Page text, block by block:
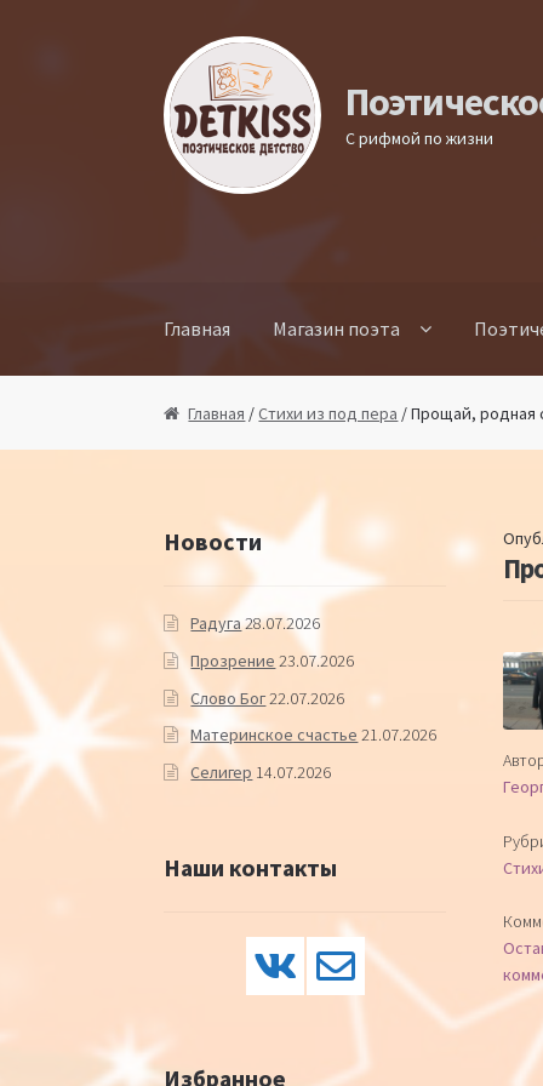
С рифмой по жизни
Главная Магазин поэта
Главная /Стихи из под пера / Прощай, родная
Новости
Радуга28.07.2026
Прозрение 23.07.2026
Слово Бог22.07.2026
Материнское счастье 21.07.2026
Селигер 14.07.2026
Наши контакты
Избранное